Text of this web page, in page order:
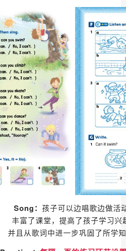
Song： 孩子可以边唱歌边做活
丰富了课堂，提高了孩子学习兴
并且从歌词中进一步巩固了所学